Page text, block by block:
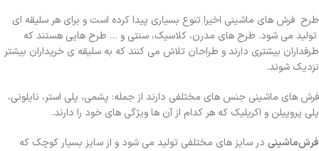
طرح فرش های ماشینی اخیرا تنوع بسیاری پیدا کرده است و برای هر سلیقه ای
تولید می شود. طرح های مدرن، کلاسیک، سنتی و … طرح هایی هستند که
طرفداران بیشتری دارند و طراحان تلاش می کنند که به سلیقه ی خریداران بیشتر
نزدیک شوند.
فرش های ماشینی جنس های مختلفی دارند از جمله: پشمی، پلی استر، نایلونی،
پلی پروپیلن و اکریلیک که هر کدام از آن ها ویژگی های خود را دارند.
فرش‌ماشینی در سایز های مختلفی تولید می شود و از سایز بسیار کوچک که